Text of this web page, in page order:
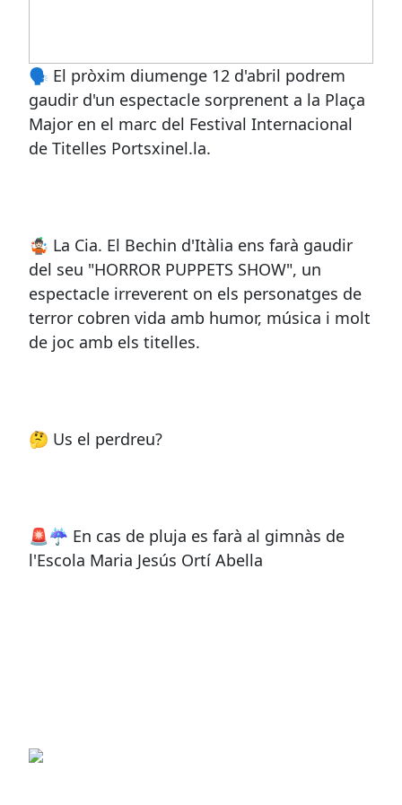
🗣️ El pròxim diumenge 12 d'abril podrem
gaudir d'un espectacle sorprenent a la Plaça
Major en el marc del Festival Internacional
de Titelles Portsxinel.la.
🤹🏻 La Cia. El Bechin d'Itàlia ens farà gaudir
del seu "HORROR PUPPETS SHOW", un
espectacle irreverent on els personatges de
terror cobren vida amb humor, música i molt
de joc amb els titelles.
🤔 Us el perdreu?
🚨☔️ En cas de pluja es farà al gimnàs de
l'Escola Maria Jesús Ortí Abella